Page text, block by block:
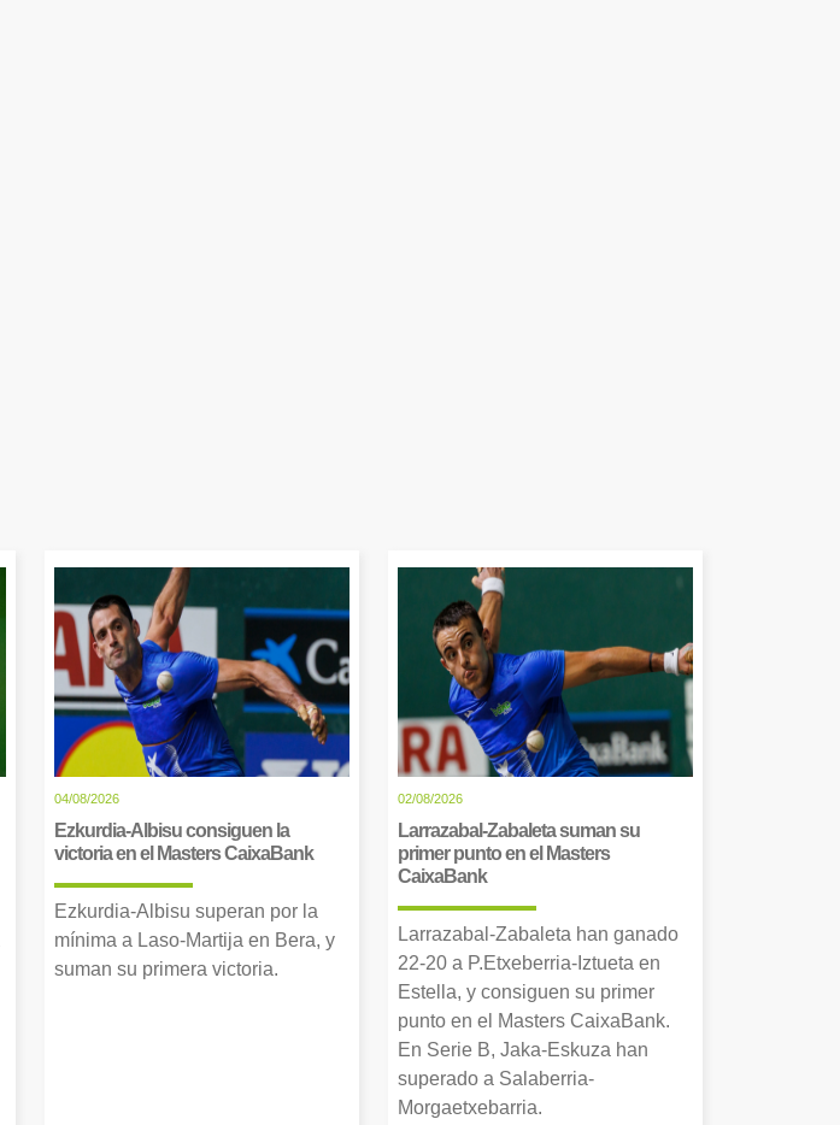
04/08/2026
Ezkurdia-Albisu consiguen la
victoria en el Masters CaixaBank
Ezkurdia-Albisu superan por la
mínima a Laso-Martija en Bera, y
suman su primera victoria.
02/08/2026
Larrazabal-Zabaleta suman su
primer punto en el Masters
CaixaBank
Larrazabal-Zabaleta han ganado
22-20 a P.Etxeberria-Iztueta en
Estella, y consiguen su primer
punto en el Masters CaixaBank.
En Serie B, Jaka-Eskuza han
superado a Salaberria-
Morgaetxebarria.